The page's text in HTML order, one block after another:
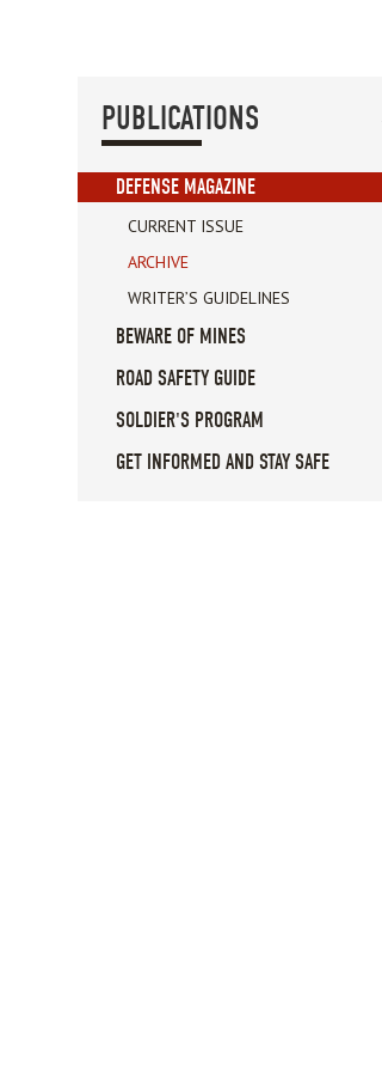
PUBLICATIONS
DEFENSE MAGAZINE
CURRENT ISSUE
ARCHIVE
WRITER’S GUIDELINES
BEWARE OF MINES
ROAD SAFETY GUIDE
SOLDIER'S PROGRAM
GET INFORMED AND STAY SAFE